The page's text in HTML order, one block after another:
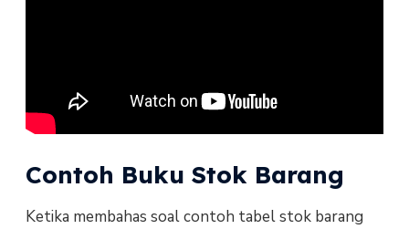
Contoh Buku Stok Barang
Ketika membahas soal contoh tabel stok barang